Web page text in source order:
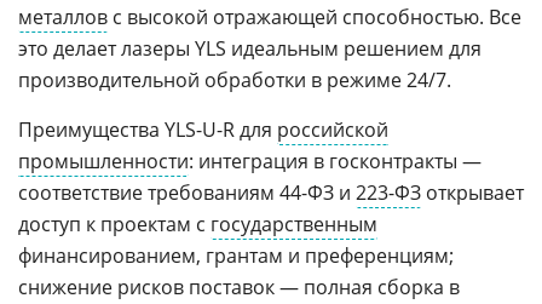
металлов с высокой отражающей способностью. Все
это делает лазеры YLS идеальным решением для
производительной обработки в режиме 24/7.
Преимущества YLS-U-R для российской
промышленности: интеграция в госконтракты —
соответствие требованиям 44-ФЗ и 223-ФЗ открывает
доступ к проектам с государственным
финансированием, грантам и преференциям;
снижение рисков поставок — полная сборка в